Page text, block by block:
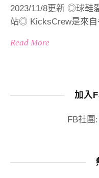
2023/11/8更新 ◎球鞋
站◎ KicksCrew是來自
Read More
加入
FB社團: